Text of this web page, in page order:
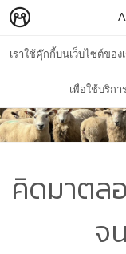
เราใช้คุ๊กกี้บนเว็บไซต์ขอ
เพื่อใช้บริกา
คิดมาตล
จ